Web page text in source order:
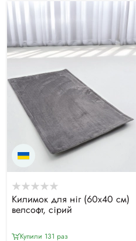
Килимок для ніг (60х40 см)
велсофт, сірий
Купили 131 раз